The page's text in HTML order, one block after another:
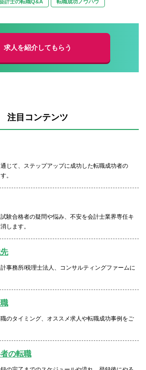
計士の転職Q&A 転職成功ノウハウ
求人を紹介してもらう
注目コンテンツ
じて、ステップアップに成功した転職成功者の
。
験合格者の疑問や悩み、不安を会計士業界専任キ
します。
事務所/税理士法人、コンサルティングファームに
のタイミング、オススメ求人や転職成功事例をご
の転職